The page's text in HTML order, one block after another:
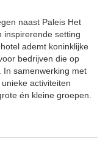
naast Paleis Het
inspirerende setting
ademt koninklijke
bedrijven die op
In samenwerking met
activiteiten
én kleine groepen.